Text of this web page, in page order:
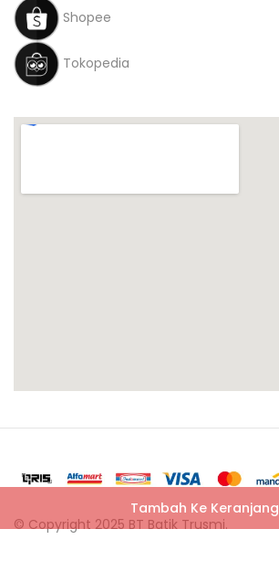
Tambah Ke Keranjang
Shopee
Tokopedia
© Copyright 2025 BT Batik Trusmi.